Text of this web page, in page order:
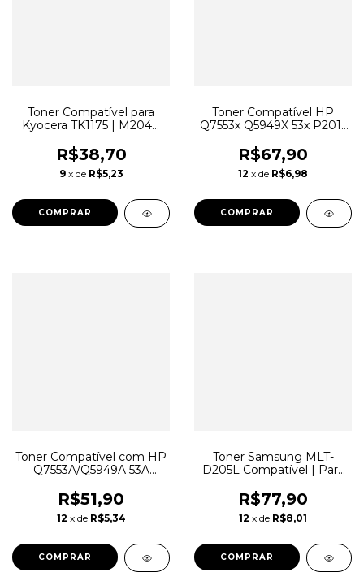
Toner Compatível para
Kyocera TK1175 | M2040
2540DN 2640IDW 12k
R$38,70
9 x de R$5,23
Toner Compatível HP
Q7553x Q5949X 53x P2015
R$67,90
12 x de R$6,98
Toner Compatível com HP
Q7553A/Q5949A 53A
R$51,90
12 x de R$5,34
Toner Samsung MLT-
D205L Compatível | Para
SCX5637
R$77,90
12 x de R$8,01